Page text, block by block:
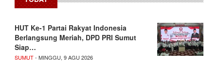
HUT Ke-1 Partai Rakyat Indonesia
Berlangsung Meriah, DPD PRI Sumut
Siap…
SUMUT- MINGGU, 9 AGU 2026